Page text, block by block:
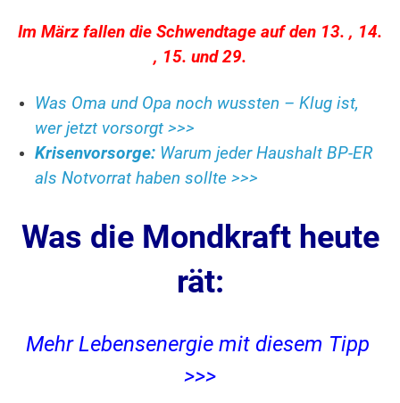
Im März fallen die Schwendtage auf den 13. , 14.
, 15. und 29.
Was Oma und Opa noch wussten – Klug ist,
wer jetzt vorsorgt >>>
Krisenvorsorge: Warum jeder Haushalt BP-ER
als Notvorrat haben sollte >>>
Was die Mondkraft heute
rät:
Mehr Lebensenergie mit diesem Tipp
>>>